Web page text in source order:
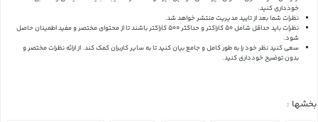
خودداری کنید.
نظرات شما بعد از تایید مدیریت منتشر خواهد شد.
نظرات باید حداقل شامل 50 کاراکتر و حداکثر 500 کاراکتر باشند تا از محتوای مختصر و مفید اطمینان حاصل
شود.
سعی کنید نظر خود را به طور کامل و جامع بیان کنید تا به سایر کاربران کمک کند.از ارائه نظرات مختصر و
بدون توضیح خودداری کنید.
بخشها :